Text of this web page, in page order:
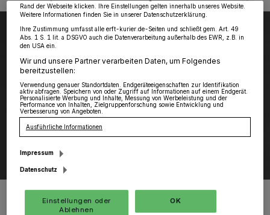
Vize-Bürgermeister Edmund Feuster mit Ehrenring beim
Neujahrsempfang 2025 der Stadt Grevenbroich
Rand der Webseite klicken. Ihre Einstellungen gelten innerhalb unseres Website.
Weitere Informationen finden Sie in unserer Datenschutzerklärung.
Ihre Zustimmung umfasst alle erft-kurier.de-Seiten und schließt gem. Art. 49
Abs. 1 S. 1 lit. a DSGVO auch die Datenverarbeitung außerhalb des EWR, z.B. in
den USA ein.
Wir und unsere Partner verarbeiten Daten, um Folgendes
bereitzustellen:
Verwendung genauer Standortdaten. Endgeräteeigenschaften zur Identifikation
aktiv abfragen. Speichern von oder Zugriff auf Informationen auf einem Endgerät.
Personalisierte Werbung und Inhalte, Messung von Werbeleistung und der
Performance von Inhalten, Zielgruppenforschung sowie Entwicklung und
Verbesserung von Angeboten.
Ausführliche Informationen
Impressum
Datenschutz
Einstellungen oder
Ablehnen
OK